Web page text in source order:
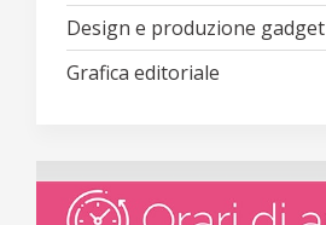
Design e produzione gadget
Grafica editoriale